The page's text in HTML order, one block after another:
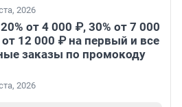
2026
от 4 000 ₽, 30% от 7 000
от 12 000 ₽ на первый и все
заказы по промокоду
2026